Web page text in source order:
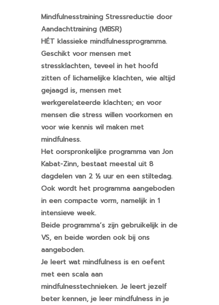
Mindfulnesstraining Stressreductie door
Aandachttraining (MBSR)
HÉT klassieke mindfulnessprogramma.
Geschikt voor mensen met
stressklachten, teveel in het hoofd
zitten of lichamelijke klachten, wie altijd
gejaagd is, mensen met
werkgerelateerde klachten; en voor
mensen die stress willen voorkomen en
voor wie kennis wil maken met
mindfulness.
Het oorspronkelijke programma van Jon
Kabat-Zinn, bestaat meestal uit 8
dagdelen van 2 ½ uur en een stiltedag.
Ook wordt het programma aangeboden
in een compacte vorm, namelijk in 1
intensieve week.
Beide programma’s zijn gebruikelijk in de
VS, en beide worden ook bij ons
aangeboden.
Je leert wat mindfulness is en oefent
met een scala aan
mindfulnesstechnieken. Je leert jezelf
beter kennen, je leer mindfulness in je